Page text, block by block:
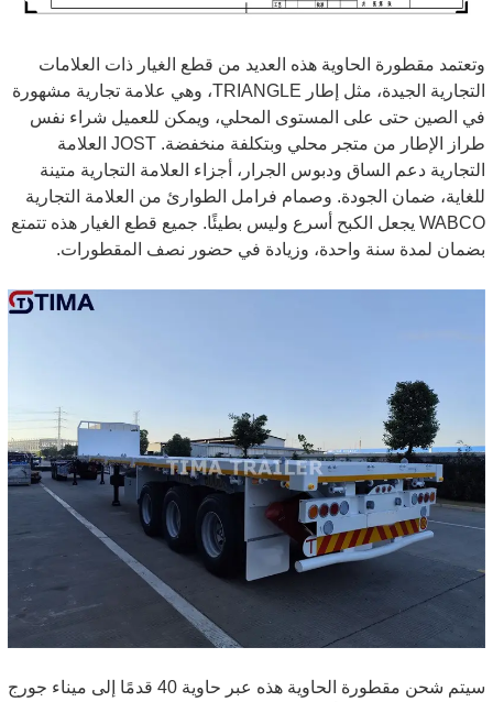
وتعتمد مقطورة الحاوية هذه العديد من قطع الغيار ذات العلامات
التجارية الجيدة، مثل إطار TRIANGLE، وهي علامة تجارية مشهورة
في الصين حتى على المستوى المحلي، ويمكن للعميل شراء نفس
طراز الإطار من متجر محلي وبتكلفة منخفضة. JOST العلامة
التجارية دعم الساق ودبوس الجرار، أجزاء العلامة التجارية متينة
للغاية، ضمان الجودة. وصمام فرامل الطوارئ من العلامة التجارية
WABCO يجعل الكبح أسرع وليس بطيئًا. جميع قطع الغيار هذه تتمتع
بضمان لمدة سنة واحدة، وزيادة في حضور نصف المقطورات.
سيتم شحن مقطورة الحاوية هذه عبر حاوية 40 قدمًا إلى ميناء جورج